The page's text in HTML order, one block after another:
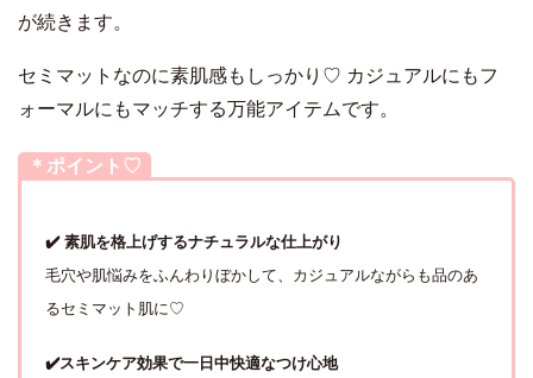
が続きます。
セミマットなのに素肌感もしっかり♡ カジュアルにもフ
ォーマルにもマッチする万能アイテムです。
＊ポイント♡
✔️ 素肌を格上げするナチュラルな仕上がり
毛穴や肌悩みをふんわりぼかして、カジュアルながらも品のあ
るセミマット肌に♡
✔️スキンケア効果で一日中快適なつけ心地